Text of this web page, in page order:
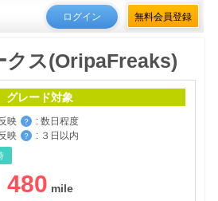
ログイン 無料会員登録
クス(OripaFreaks)
グレード対象
映 ？ : 数日程度
映
？ : ３日以内
480